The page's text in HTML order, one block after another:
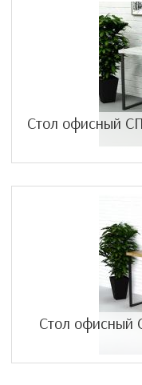
Стол офисный
Стол офисный